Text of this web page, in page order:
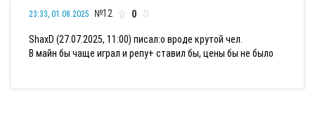
23:33, 01.08.2025 №12 0
ShaxD (27.07.2025, 11:00) писал:о вроде крутой чел.
В майн бы чаще играл и репу+ ставил бы, цены бы не было